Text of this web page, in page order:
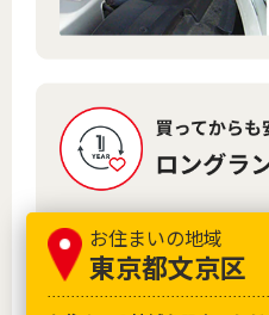
お住まいの地域
東京都文京区